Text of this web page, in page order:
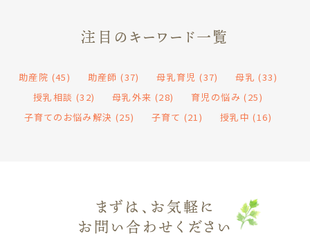
注目のキーワード一覧
助産院 (45) 助産師 (37) 母乳育児 (37) 母乳 (33)
授乳相談 (32) 母乳外来 (28) 育児の悩み (25)
子育てのお悩み解決 (25) 子育て (21) 授乳中 (16)
まずは、お気軽に
お問い合わせください